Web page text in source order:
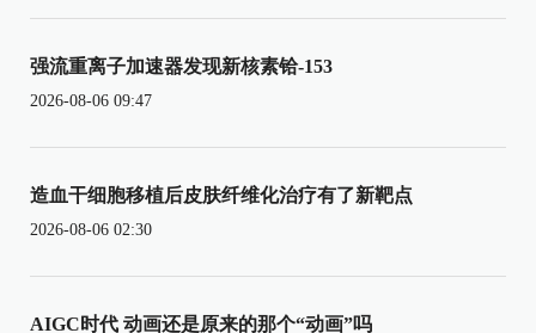
强流重离子加速器发现新核素铪-153
2026-08-06 09:47
造血干细胞移植后皮肤纤维化治疗有了新靶点
2026-08-06 02:30
AIGC时代 动画还是原来的那个“动画”吗